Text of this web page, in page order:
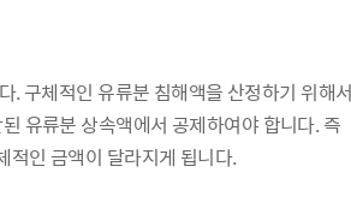
. 구체적인 유류분 침해액을 산정하기 위해
유류분 상속액에서 공제하여야 합니다. 즉
적인 금액이 달라지게 됩니다.